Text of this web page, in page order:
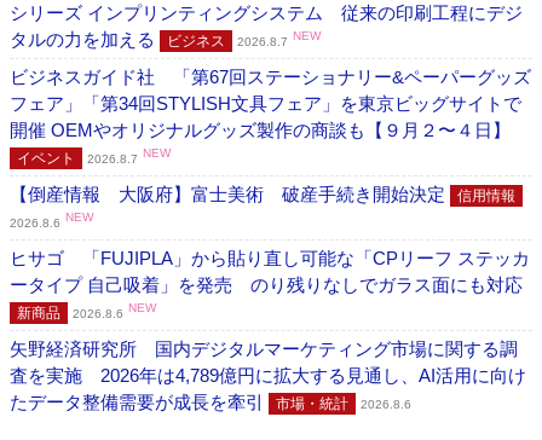
シリーズ インプリンティングシステム 従来の印刷工程にデジ
タルの力を加える
ビジネス 2026.8.7 NEW
ビジネスガイド社 「第67回ステーショナリー&ペーパーグッズ
フェア」「第34回STYLISH文具フェア」を東京ビッグサイトで
開催 OEMやオリジナルグッズ製作の商談も【９月２〜４日】
イベント 2026.8.7 NEW
【倒産情報 大阪府】富士美術 破産手続き開始決定 信用情報
2026.8.6 NEW
ヒサゴ 「FUJIPLA」から貼り直し可能な「CPリーフ ステッカ
ータイプ 自己吸着」を発売 のり残りなしでガラス面にも対応
新商品 2026.8.6 NEW
矢野経済研究所 国内デジタルマーケティング市場に関する調
査を実施 2026年は4,789億円に拡大する見通し、AI活用に向け
たデータ整備需要が成長を牽引
市場・統計 2026.8.6